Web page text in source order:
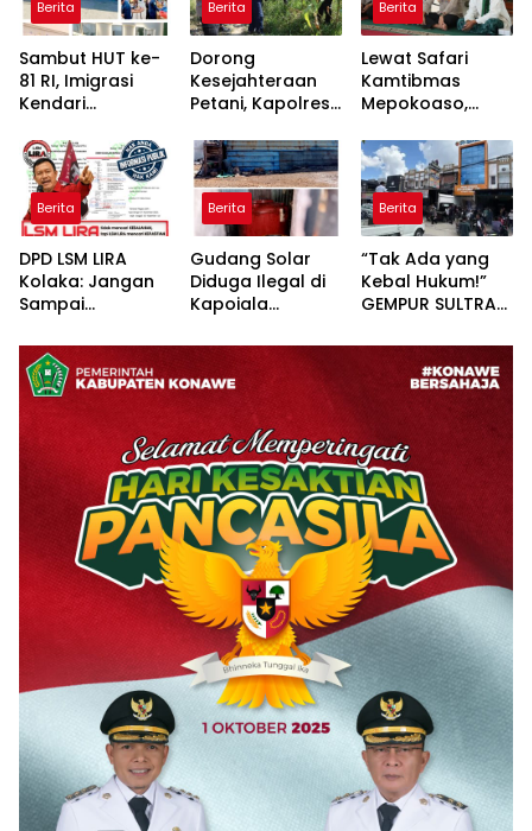
Berita
Sambut HUT ke-
81 RI, Imigrasi
Kendari
Bareng Pemkab
Konawe dan BPR
Bahteramas
Adakan Baksos
Berita
Dorong
Kesejahteraan
Petani, Kapolres
Langsung ke
Lahan Jagung
Desa Walay
Berita
Lewat Safari
Kamtibmas
Mepokoaso,
Serap Aspirasi
Masyarakat
Padangguni
Berita
DPD LSM LIRA
Kolaka: Jangan
Sampai
Publik Dibalas
Laporan,
Sementara
Substansi
Hukumnya Tidak
Pernah
Dijelaskan
Secara Terbuka
Berita
Gudang Solar
Diduga Ilegal di
Kapoiala
Dilaporkan ke
Lembaga Hukum
Berita
“Tak Ada yang
Kebal Hukum!”
GEMPUR SULTRA
Fajar S Tanawali
Tadisangka, Siap
Kuasai Lahan
Puuwatu